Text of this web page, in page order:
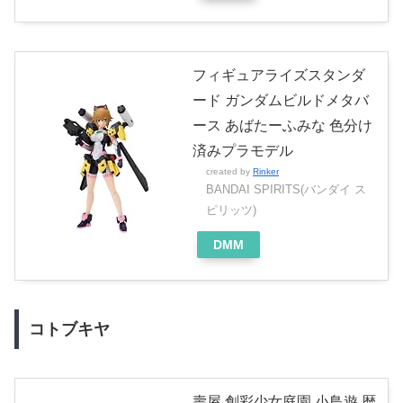
フィギュアライズスタンダ
ード ガンダムビルドメタバ
ース あばたーふみな 色分け
済みプラモデル
created by Rinker
BANDAI SPIRITS(バンダイ ス
ピリッツ)
DMM
コトブキヤ